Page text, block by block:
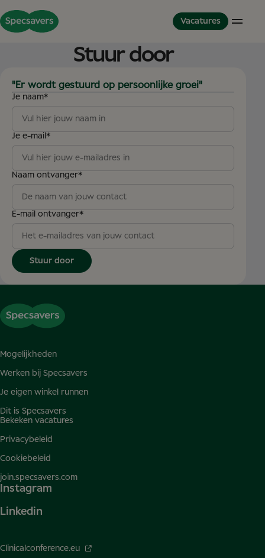
Vacatures
Winkels
Optometrist
Winkelteam
Partnerschap
Studenten
Studenten
Het Graduate Optiek Programma
De wereld van Specsavers
Onze collega’s
Diversiteit inclusiviteit
Great Place to Work
Partnerschapmodel
Dit is Specsavers
Ervaringsverhalen
Stuur door
"Er wordt gestuurd op persoonlijke groei"
Je naam*
Je e-mail *
Naam ontvanger*
E-mail ontvanger*
Stuur door
Mogelijkheden
Werken bij Specsavers
Je eigen winkel runnen
Dit is Specsavers
Bekeken vacatures
Privacybeleid
Cookiebeleid
join.specsavers.com
Instagram
Linkedin
Clinicalconference.eu